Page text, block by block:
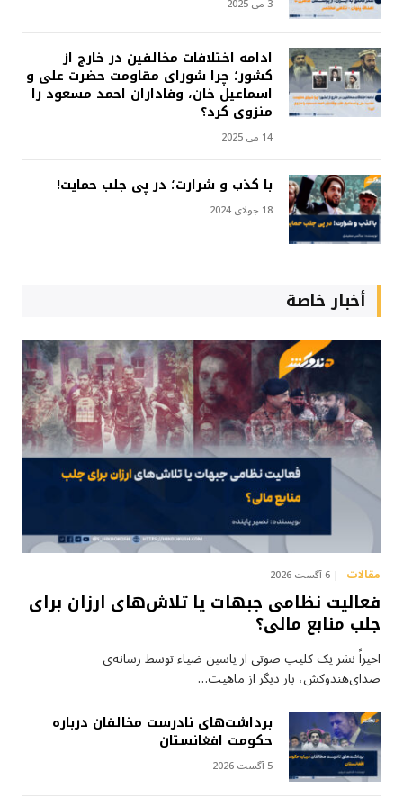
ادامه اختلافات مخالفین در خارج از
کشور؛ چرا شورای مقاومت حضرت علی و
اسماعیل خان، وفاداران احمد مسعود را
منزوی کرد؟
14 می 2025
با کذب و شرارت؛ در پی جلب حمایت!
18 جولای 2024
أخبار خاصة
مقالات 6 آگست 2026
فعالیت نظامی جبهات یا تلاش‌های ارزان برای
جلب منابع مالی؟
اخیراً نشر یک کلیپ صوتی از یاسین ضیاء توسط رسانه‌ی
صدای‌هندوکش، بار دیگر از ماهیت…
برداشت‌های نادرست مخالفان درباره
حکومت افغانستان
5 آگست 2026